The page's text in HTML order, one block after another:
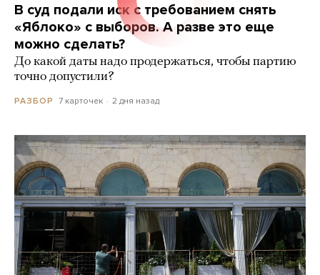
В суд подали иск с требованием снять
«Яблоко» с выборов. А разве это еще
можно сделать?
До какой даты надо продержаться, чтобы партию
точно допустили?
РАЗБОР 7 карточек 2 дня назад